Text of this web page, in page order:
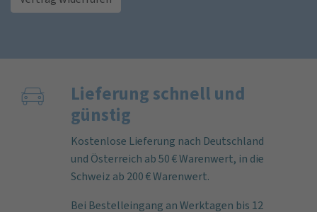
Lieferung schnell und
günstig
Kostenlose Lieferung nach Deutschland
und Österreich ab 50 € Warenwert, in die
Schweiz ab 200 € Warenwert.
Bei Bestelleingang an Werktagen bis 12